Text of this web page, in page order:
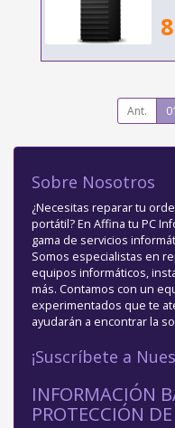
Ant. 01
Sobre Nosotros
¿Necesitas reparar tu
portátil? En Affina tu PC
gama de servicios
Somos especialistas en
equipos informáticos,
más. Contamos con un
experimentados que te
ayudarán a encontrar la
¡Suscríbete a
INFORMACIÓN
PROTECCIÓN